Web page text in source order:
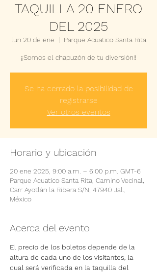
TAQUILLA 20 ENERO
DEL 2025
lun 20 de ene
  |
Parque Acuatico Santa Rita
¡¡Somos el chapuzón de tu diversión!!
Se ha cerrado la posibilidad de
registrarse
Ver otros eventos
Horario y ubicación
20 ene 2025, 9:00 a.m. – 6:00 p.m. GMT-6
Parque Acuatico Santa Rita, Camino Vecinal,
Carr Ayotlán la Ribera S/N, 47940 Jal.,
México
Acerca del evento
El precio de los boletos depende de la
altura de cada uno de los visitantes, la
cual será verificada en la taquilla del